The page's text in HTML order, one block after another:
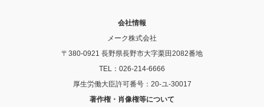
会社情報
メーク株式会社
〒380-0921 長野県長野市大字栗田2082番地
TEL：026-214-6666
厚生労働大臣許可番号：20-ユ-30017
著作権・肖像権等について